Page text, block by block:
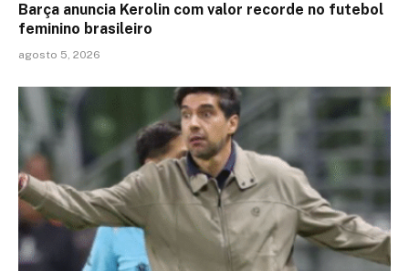
Barça anuncia Kerolin com valor recorde no futebol
feminino brasileiro
agosto 5, 2026